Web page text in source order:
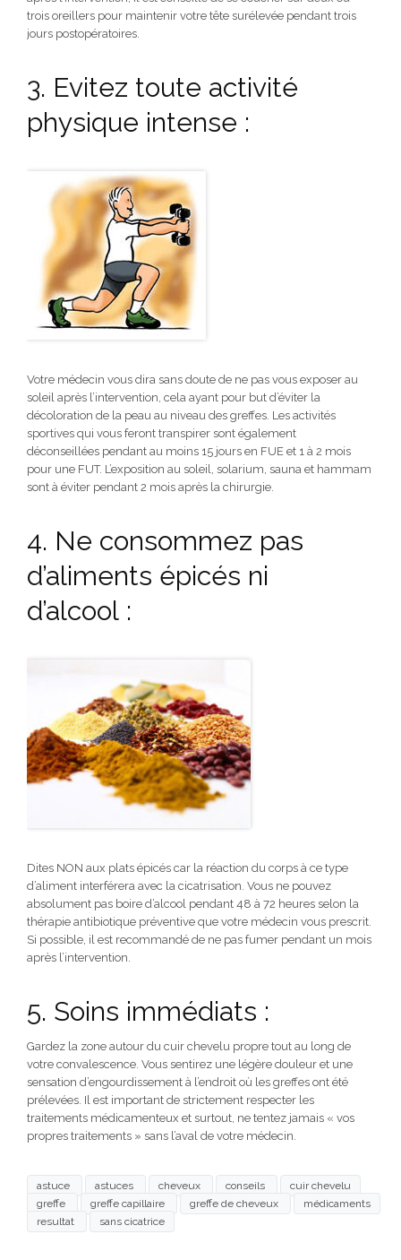
trois oreillers pour maintenir votre tête surélevée pendant trois
jours postopératoires.
3. Evitez toute activité
physique intense :
Votre médecin vous dira sans doute de ne pas vous exposer au
soleil après l’intervention, cela ayant pour but d’éviter la
décoloration de la peau au niveau des greffes. Les activités
sportives qui vous feront transpirer sont également
déconseillées pendant au moins 15 jours en FUE et 1 à 2 mois
pour une FUT. L’exposition au soleil, solarium, sauna et hammam
sont à éviter pendant 2 mois après la chirurgie.
4. Ne consommez pas
d’aliments épicés ni
d’alcool :
Dites NON aux plats épicés car la réaction du corps à ce type
d’aliment interférera avec la cicatrisation. Vous ne pouvez
absolument pas boire d’alcool pendant 48 à 72 heures selon la
thérapie antibiotique préventive que votre médecin vous prescrit.
Si possible, il est recommandé de ne pas fumer pendant un mois
après l’intervention.
5. Soins immédiats :
Gardez la zone autour du cuir chevelu propre tout au long de
votre convalescence. Vous sentirez une légère douleur et une
sensation d’engourdissement à l’endroit où les greffes ont été
prélevées. Il est important de strictement respecter les
traitements médicamenteux et surtout, ne tentez jamais « vos
propres traitements » sans l’aval de votre médecin.
astuce astuces cheveux conseils
cuir chevelu
greffe
greffe capillaire greffe de cheveux
médicaments
resultat
sans cicatrice